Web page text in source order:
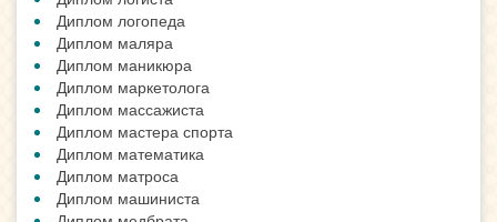
Диплом логопеда
Диплом маляра
Диплом маникюра
Диплом маркетолога
Диплом массажиста
Диплом мастера спорта
Диплом математика
Диплом матроса
Диплом машиниста